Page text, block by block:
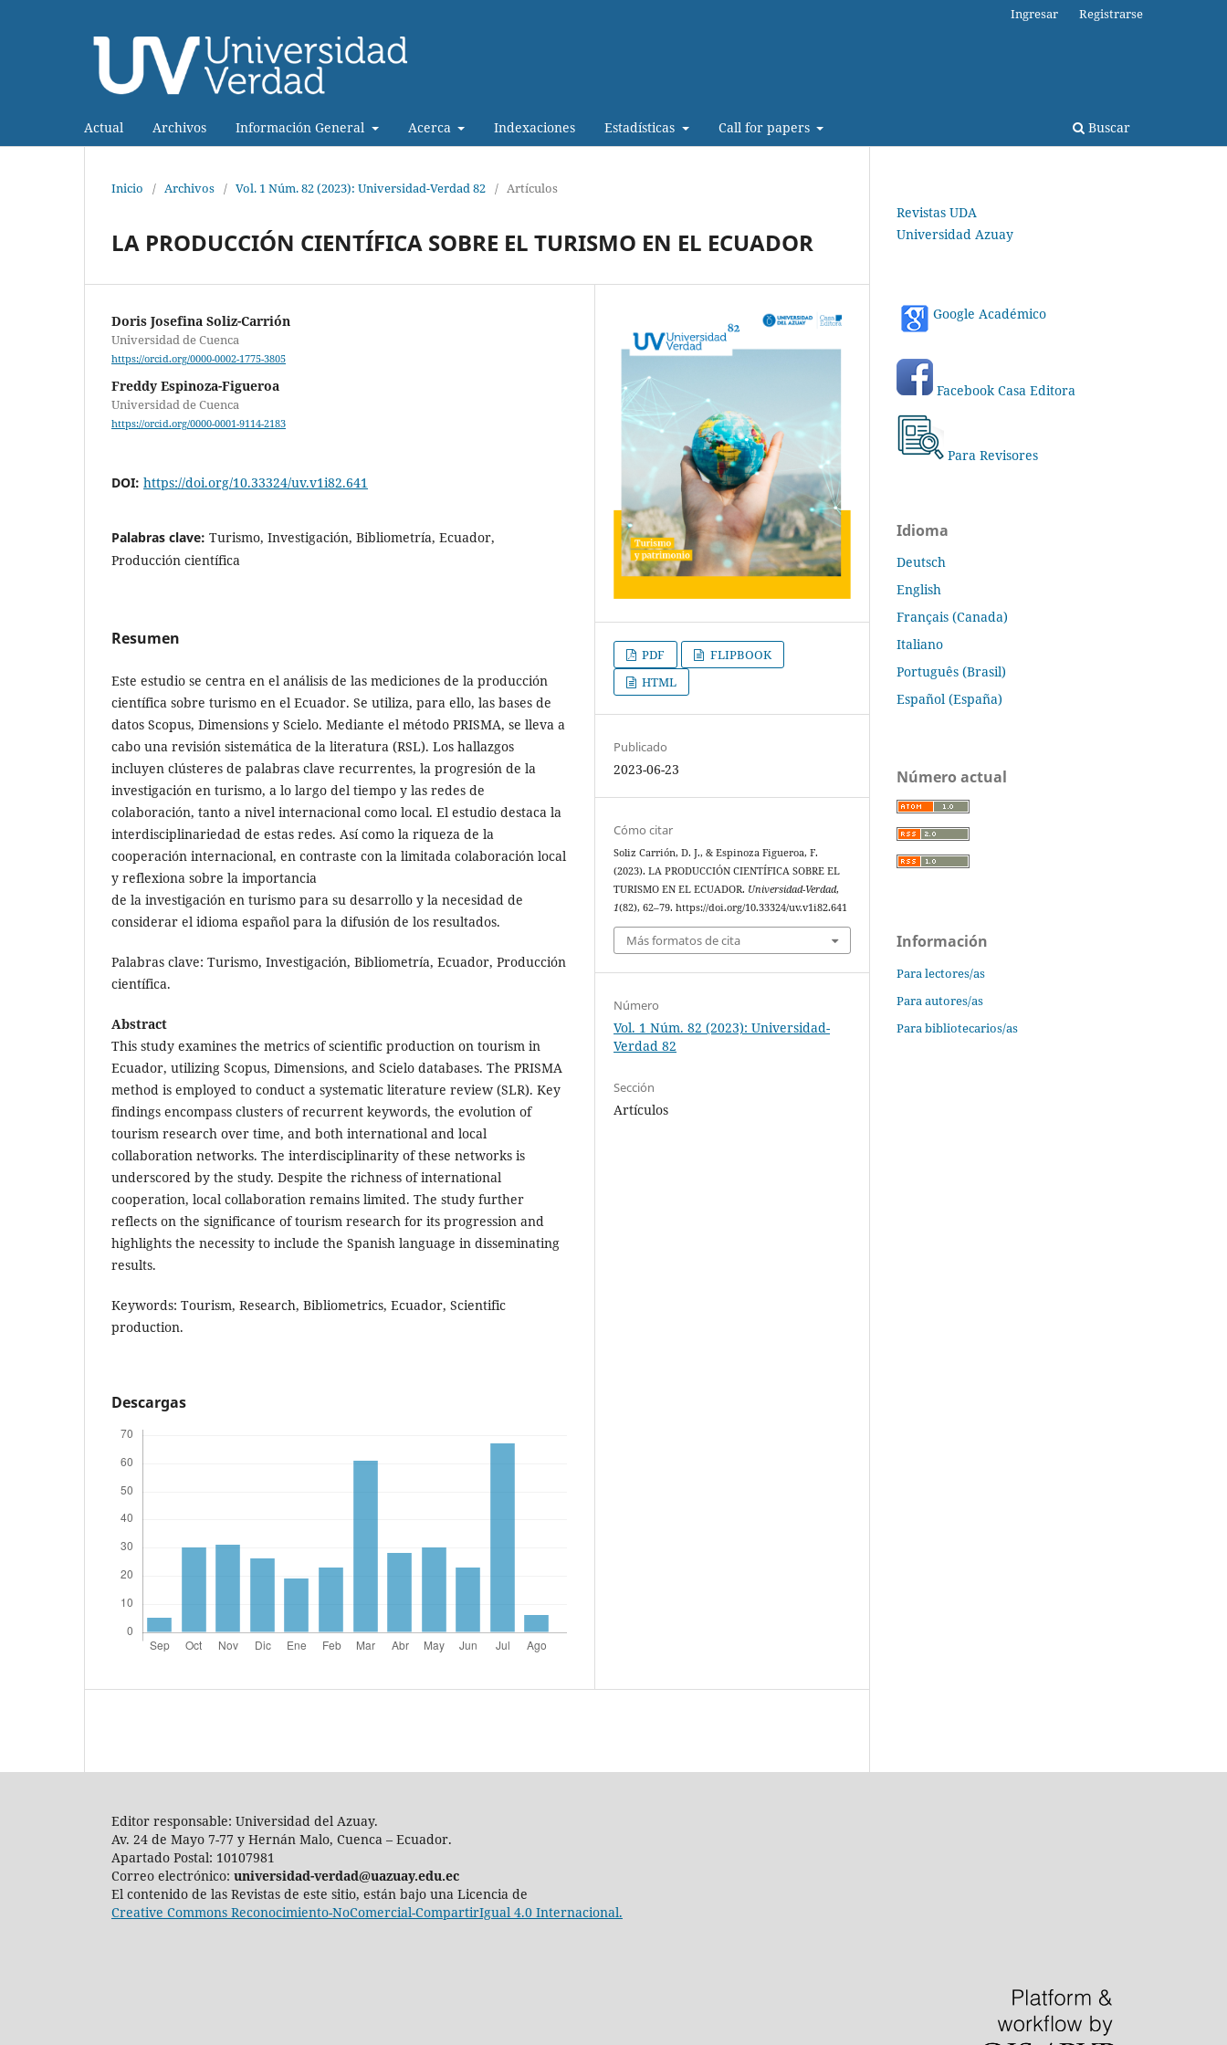
Actual Archivos Información General Acerca Indexaciones Estadísticas Call for papers Buscar
Ingresar Registrarse
Inicio / Archivos / Vol. 1 Núm. 82 (2023): Universidad-Verdad 82 / Artículos
LA PRODUCCIÓN CIENTÍFICA SOBRE EL TURISMO EN EL ECUADOR
Doris Josefina Soliz-Carrión
Universidad de Cuenca
https://orcid.org/0000-0002-1775-3805
Freddy Espinoza-Figueroa
Universidad de Cuenca
https://orcid.org/0000-0001-9114-2183
DOI: https://doi.org/10.33324/uv.v1i82.641
Palabras clave: Turismo, Investigación, Bibliometría, Ecuador,
Producción científica
Resumen
Este estudio se centra en el análisis de las mediciones de la producción
científica sobre turismo en el Ecuador. Se utiliza, para ello, las bases de
datos Scopus, Dimensions y Scielo. Mediante el método PRISMA, se lleva a
cabo una revisión sistemática de la literatura (RSL). Los hallazgos
incluyen clústeres de palabras clave recurrentes, la progresión de la
investigación en turismo, a lo largo del tiempo y las redes de
colaboración, tanto a nivel internacional como local. El estudio destaca la
interdisciplinariedad de estas redes. Así como la riqueza de la
cooperación internacional, en contraste con la limitada colaboración local
y reflexiona sobre la importancia
de la investigación en turismo para su desarrollo y la necesidad de
considerar el idioma español para la difusión de los resultados.
Palabras clave: Turismo, Investigación, Bibliometría, Ecuador, Producción
científica.
Abstract
This study examines the metrics of scientific production on tourism in
Ecuador, utilizing Scopus, Dimensions, and Scielo databases. The PRISMA
method is employed to conduct a systematic literature review (SLR). Key
findings encompass clusters of recurrent keywords, the evolution of
tourism research over time, and both international and local
collaboration networks. The interdisciplinarity of these networks is
underscored by the study. Despite the richness of international
cooperation, local collaboration remains limited. The study further
reflects on the significance of tourism research for its progression and
highlights the necessity to include the Spanish language in disseminating
results.
Keywords: Tourism, Research, Bibliometrics, Ecuador, Scientific
production.
Descargas
PDF
FLIPBOOK
HTML
Publicado
2023-06-23
Cómo citar
Soliz Carrión, D. J., & Espinoza Figueroa, F.
(2023). LA PRODUCCIÓN CIENTÍFICA SOBRE EL
TURISMO EN EL ECUADOR. Universidad-Verdad,
1(82), 62–79. https://doi.org/10.33324/uv.v1i82.641
Más formatos de cita
Número
Vol. 1 Núm. 82 (2023): Universidad-
Verdad 82
Sección
Artículos
Revistas UDA
Universidad Azuay
Google Académico
Facebook Casa Editora
Para Revisores
Idioma
Deutsch
English
Français (Canada)
Italiano
Português (Brasil)
Español (España)
Número actual
Información
Para lectores/as
Para autores/as
Para bibliotecarios/as
Editor responsable: Universidad del Azuay.
Av. 24 de Mayo 7-77 y Hernán Malo, Cuenca – Ecuador.
Apartado Postal: 10107981
Correo electrónico: universidad-verdad@uazuay.edu.ec
El contenido de las Revistas de este sitio, están bajo una Licencia de
Creative Commons Reconocimiento-NoComercial-CompartirIgual 4.0 Internacional.